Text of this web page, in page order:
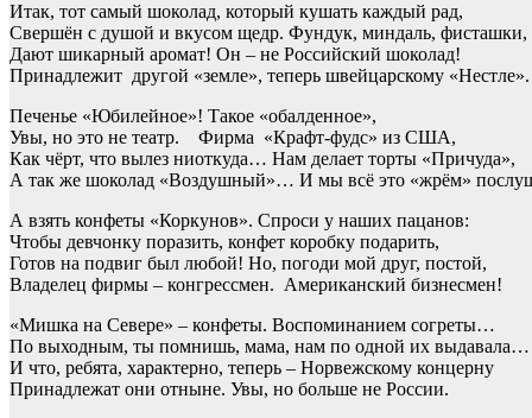
Итак, тот самый шоколад, который кушать каждый рад,
Свершён с душой и вкусом щедр. Фундук, миндаль, фисташки,
Дают шикарный аромат! Он – не Российский шоколад!
Принадлежит другой «земле», теперь швейцарскому «Нестле».
Печенье «Юбилейное»! Такое «обалденное»,
Увы, но это не театр. Фирма «Крафт-фудс» из США,
Как чёрт, что вылез ниоткуда… Нам делает торты «Причуда»,
А так же шоколад «Воздушный»… И мы всё это «жрём»
А взять конфеты «Коркунов». Спроси у наших пацанов:
Чтобы девчонку поразить, конфет коробку подарить,
Готов на подвиг был любой! Но, погоди мой друг, постой,
Владелец фирмы – конгрессмен. Американский бизнесмен!
«Мишка на Севере» – конфеты. Воспоминанием согреты…
По выходным, ты помнишь, мама, нам по одной их выдавала…
И что, ребята, характерно, теперь – Норвежскому концерну
Принадлежат они отныне. Увы, но больше не России.